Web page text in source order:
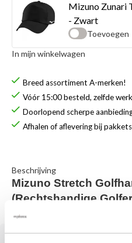
Mizuno Zunari
- Zwart
Toevoegen
In mijn winkelwagen
Breed assortiment A-merken!
Vóór 15:00 besteld, zelfde
Doorlopend scherpe
Afhalen of aflevering bij
Beschrijving
Mizuno Stretch
(Rechtshandige